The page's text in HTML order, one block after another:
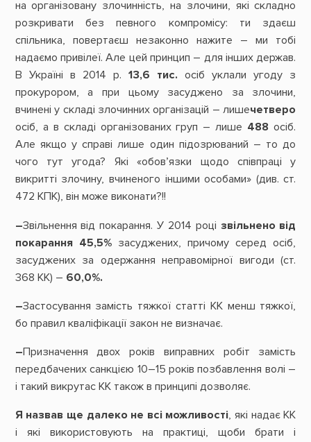
на організовану злочинність, на злочини, які складно
розкривати без певного компромісу: ти здаєш
спільника, повертаєш незаконно нажите – ми тобі
надаємо привілеї. Але цей принцип – для інших держав.
В Україні в 2014 р. 13,6 тис. осіб уклали угоду з
прокурором, а при цьому засуджено за злочини,
вчинені у складі злочинних організацій – лишечетверо
осіб, а в складі організованих груп – лише 488 осіб.
Але якщо у справі лише один підозрюваний – то до
чого тут угода? Які «обов’язки щодо співпраці у
викритті злочину, вчиненого іншими особами» (див. ст.
472 КПК), він може виконати?!!
–Звільнення від покарання. У 2014 році звільнено від
покарання 45,5%засуджених, причому серед осіб,
засуджених за одержання неправомірної вигоди (ст.
368 КК) – 60,0%.
–Застосування замість тяжкої статті КК менш тяжкої,
бо правил кваліфікації закон не визначає.
–Призначення двох років виправних робіт замість
передбачених санкцією 10–15 років позбавлення волі –
і такий викрутас КК також в принципі дозволяє.
Я назвав ще далеко не всі можливості, які надає КК
і які використовують на практиці, щоби брати і